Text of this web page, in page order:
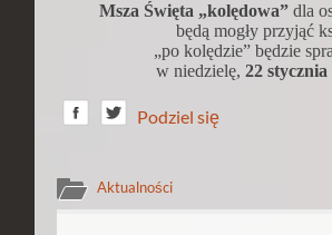
Msza Święta „kolędowa”dla
będą mogły przyjąć
„po kolędzie” będzie
w niedzielę,22 stycznia
Podziel się
Aktualności